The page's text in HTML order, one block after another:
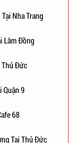
Nha Trang
Lâm Đồng
Thủ Đức
Quận 9
68
Tại Thủ Đức